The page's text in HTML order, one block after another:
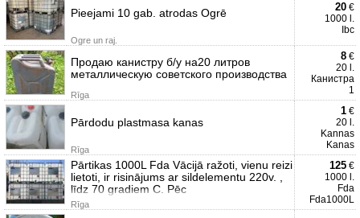
Pieejami 10 gab. atrodas Ogrē
Ogre un raj.
20 €
1000 l.
Ibc
Продаю канистру б/у на20 литров
металлическую советского производства
Rīga
8 €
20 l.
Канистра
1
Pārdodu plastmasa kanas
Rīga
1 €
20 l.
Kannas
Kanas
Pārtikas 1000L Fda Vācijā ražoti, vienu reizi
lietoti, ir risinājums ar sildelementu 220v. ,
līdz 70 gradiem C. Pēc
Rīga
125 €
1000 l.
Fda
Fda1000L